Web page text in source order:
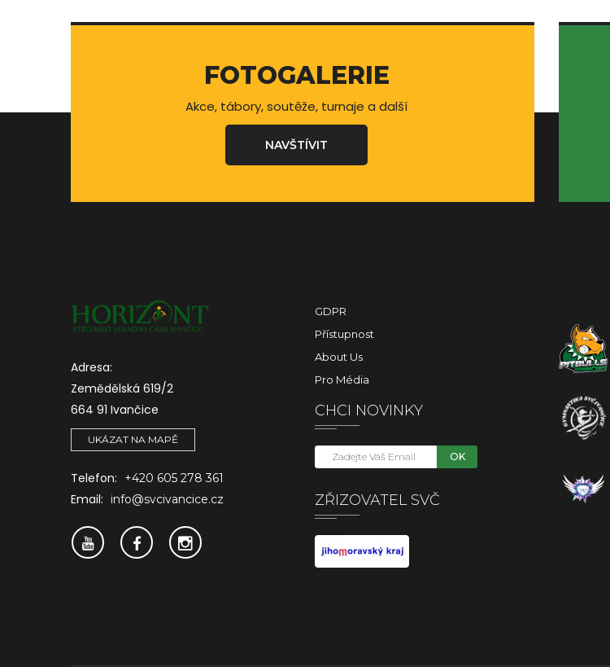
FOTOGALERIE
Akce, tábory, soutěže, turnaje a další
NAVŠTÍVIT
Adresa:
Zemědělská 619/2
664 91 Ivančice
UKÁZAT NA MAPĚ
Telefon: +420 605 278 361
Email: info@svcivancice.cz
GDPR
Přístupnost
About Us
Pro Média
CHCI NOVINKY
OK
ZŘIZOVATEL SVČ